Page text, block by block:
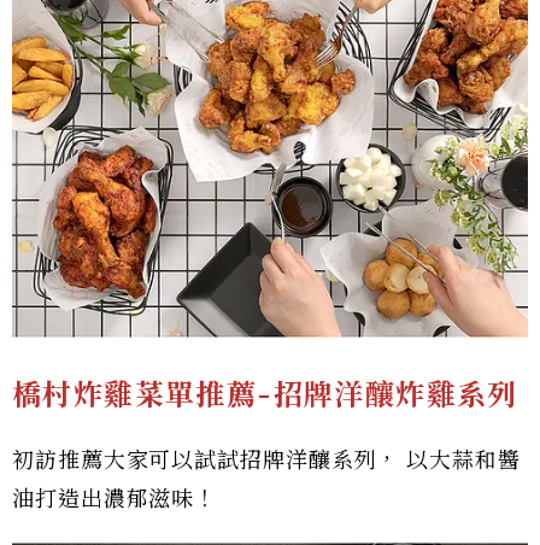
橋村炸雞菜單推薦-招牌洋釀炸雞系列
初訪推薦大家可以試試招牌洋釀系列， 以大蒜和醬
油打造出濃郁滋味！